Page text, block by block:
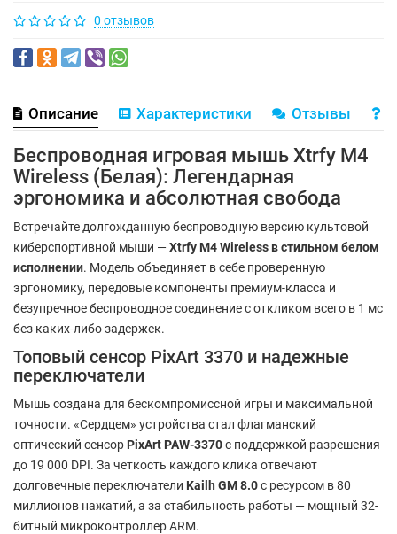
0 отзывов
Описание Характеристики Отзывы
Беспроводная игровая мышь Xtrfy M4
Wireless (Белая): Легендарная
эргономика и абсолютная свобода
Встречайте долгожданную беспроводную версию культовой
киберспортивной мыши —Xtrfy M4 Wireless в стильном белом
исполнении. Модель объединяет в себе проверенную
эргономику, передовые компоненты премиум-класса и
безупречное беспроводное соединение с откликом всего в 1 мс
без каких-либо задержек.
Топовый сенсор PixArt 3370 и надежные
переключатели
Мышь создана для бескомпромиссной игры и максимальной
точности. «Сердцем» устройства стал флагманский
оптический сенсор PixArt PAW-3370с поддержкой разрешения
до 19 000 DPI. За четкость каждого клика отвечают
долговечные переключатели Kailh GM 8.0с ресурсом в 80
миллионов нажатий, а за стабильность работы — мощный 32-
битный микроконтроллер ARM.